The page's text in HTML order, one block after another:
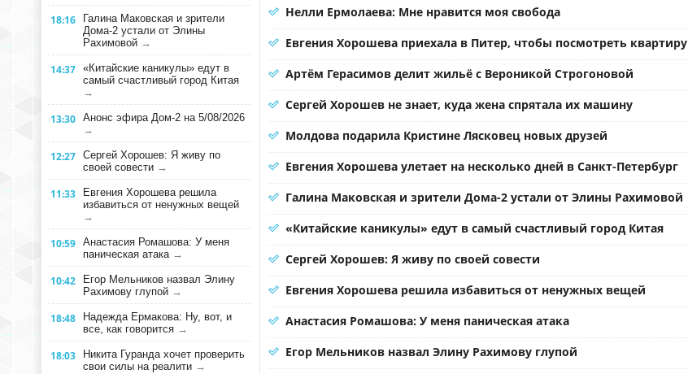
18:16
Галина Маковская и зрители
Дома-2 устали от Элины
Рахимовой →
14:37 «Китайские каникулы» едут в
самый счастливый город Китая
→
13:30 Анонс эфира Дом-2 на 5/08/2026
→
12:27 Сергей Хорошев: Я живу по
своей совести →
11:33
Евгения Хорошева решила
избавиться от ненужных вещей
→
10:59 Анастасия Ромашова: У меня
паническая атака →
10:42
Егор Мельников назвал Элину
Рахимову глупой →
18:48
Надежда Ермакова: Ну, вот, и
все, как говорится →
18:03
Никита Гуранда хочет проверить
свои силы на реалити →
Нелли Ермолаева: Мне нравится моя свобода
Евгения Хорошева приехала в Питер, чтобы посмотреть квартиру
Артём Герасимов делит жильё с Вероникой Строгоновой
Сергей Хорошев не знает, куда жена спрятала их машину
Молдова подарила Кристине Лясковец новых друзей
Евгения Хорошева улетает на несколько дней в Санкт-Петербург
Галина Маковская и зрители Дома-2 устали от Элины Рахимовой
«Китайские каникулы» едут в самый счастливый город Китая
Сергей Хорошев: Я живу по своей совести
Евгения Хорошева решила избавиться от ненужных вещей
Анастасия Ромашова: У меня паническая атака
Егор Мельников назвал Элину Рахимову глупой